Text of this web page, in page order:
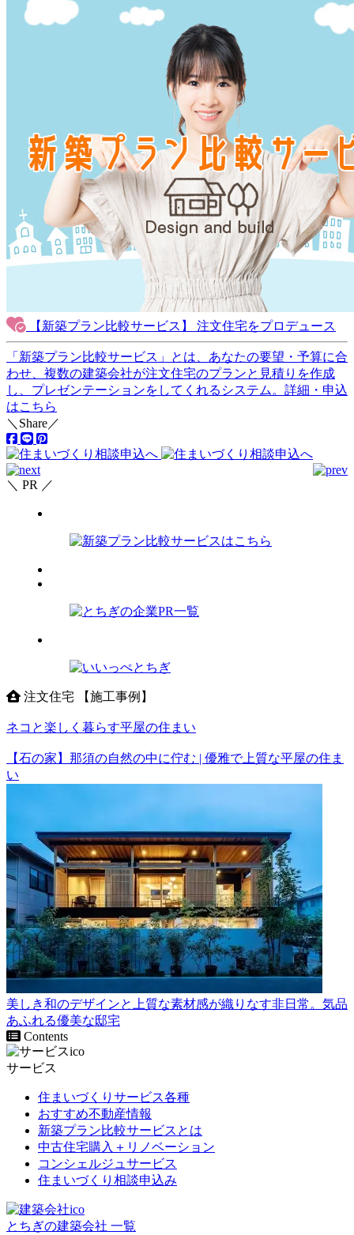
【新築プラン比較サービス】 注文住宅をプロデュース
「新築プラン比較サービス」とは、あなたの要望・予算に合
わせ、 複数の建築会社が注文住宅のプランと見積りを作成
し、プレゼンテーションをしてくれるシステム。 詳細・申込
はこちら
＼Share／
＼ PR ／
注文住宅 【施工事例】
ネコと楽しく暮らす平屋の住まい
【石の家】那須の自然の中に佇む | 優雅で上質な平屋の住ま
い
美しき和のデザインと上質な素材感が織りなす非日常。気品
あふれる優美な邸宅
Contents
サービス
住まいづくりサービス各種
おすすめ不動産情報
新築プラン比較サービスとは
中古住宅購入＋リノベーション
コンシェルジュサービス
住まいづくり相談申込み
とちぎの建築会社 一覧